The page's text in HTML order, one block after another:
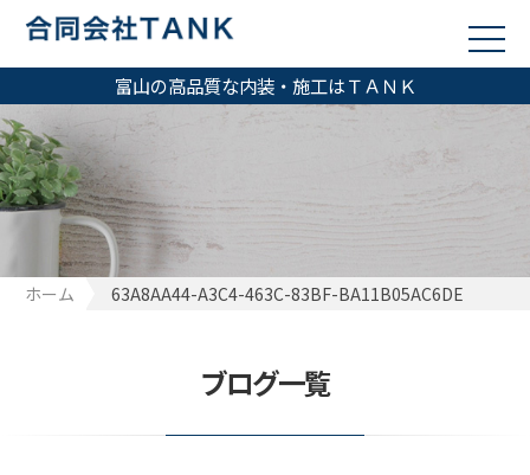
富山の高品質な内装・施工はＴＡＮＫ
ホーム 63A8AA44-A3C4-463C-83BF-BA11B05AC6DE
ブログ一覧